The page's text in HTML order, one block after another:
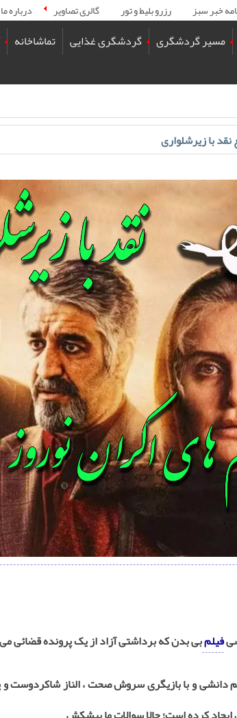
خبر سبز رزرو بلیط و تور گالری تصاویر درباره ما
مسیر گردشگری گردشگری غذایی تماشاخانه
با زیرشلواری
فیلمبی بدن که برداشتی آزاد از یک پرونده قضائی
دانشی و با بازیگری سروش صحت ، الناز